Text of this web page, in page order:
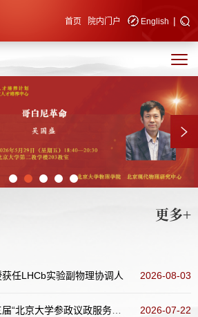
首页 院内门户 English |
更多+
任LHCb实验副物理协调人 2026-08-03
2026-07-22